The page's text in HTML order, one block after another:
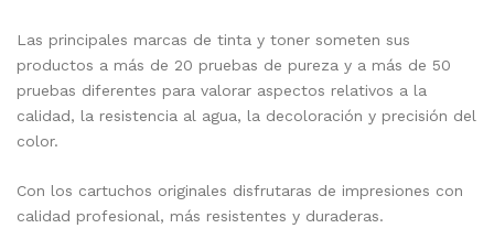
Las principales marcas de tinta y toner someten sus
productos a más de 20 pruebas de pureza y a más de 50
pruebas diferentes para valorar aspectos relativos a la
calidad, la resistencia al agua, la decoloración y precisión del
color.
Con los cartuchos originales disfrutaras de impresiones con
calidad profesional, más resistentes y duraderas.